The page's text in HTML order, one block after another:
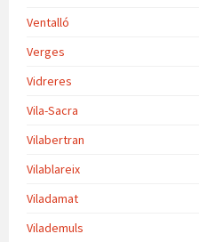
Ventalló
Verges
Vidreres
Vila-Sacra
Vilabertran
Vilablareix
Viladamat
Vilademuls